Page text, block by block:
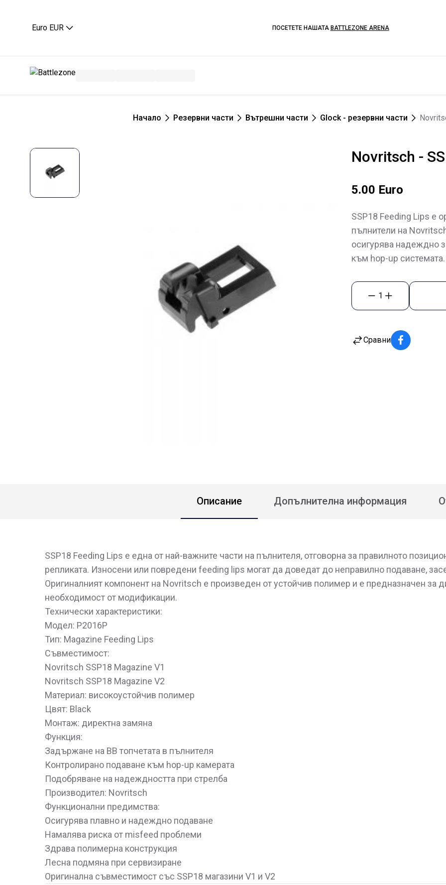
Euro EUR ПОСЕТЕТЕ НАШАТА BATTLEZONE ARENA
Начало Резервни части Вътрешни части Glock - резервни части
Novritsch -
5.00 Euro
SSP18 Feeding Lips е
пълнители на
осигурява надеждно
към hop-up
1
Сравни
Описание Допълнителна информация
SSP18 Feeding Lips е една от най-важните части на пълнителя, отговорна за правилното
репликата. Износени или повредени feeding lips могат да доведат до неправилно подаване,
Оригиналният компонент на Novritsch е произведен от устойчив полимер и е предназначен за
необходимост от модификации.
Технически характеристики:
Модел: P2016P
Тип: Magazine Feeding Lips
Съвместимост:
Novritsch SSP18 Magazine V1
Novritsch SSP18 Magazine V2
Материал: високоустойчив полимер
Цвят: Black
Монтаж: директна замяна
Функция:
Задържане на BB топчетата в пълнителя
Контролирано подаване към hop-up камерата
Подобряване на надеждността при стрелба
Производител: Novritsch
Функционални предимства:
Осигурява плавно и надеждно подаване
Намалява риска от misfeed проблеми
Здрава полимерна конструкция
Лесна подмяна при сервизиране
Оригинална съвместимост със SSP18 магазини V1 и V2